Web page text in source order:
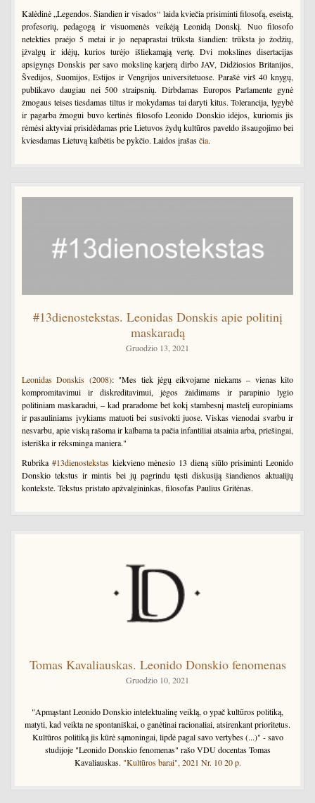
Kalėdinė „Legendos. Šiandien ir visados“ laida kviečia prisiminti filosofą, eseistą,
profesorių, pedagogą ir visuomenės veikėją Leonidą Donskį. Nuo filosofo
netekties praėjo 5 metai ir jo nepaprastai trūksta šiandien: trūksta jo žodžių,
įžvalgų ir idėjų, kurios turėjo išliekamąją vertę. Dvi mokslines disertacijas
apsigynęs Donskis per savo mokslinę karjerą dirbo JAV, Didžiosios Britanijos,
Švedijos, Suomijos, Estijos ir Vengrijos universitetuose. Parašė virš 40 knygų,
publikavo daugiau nei 500 straipsnių. Dirbdamas Europos Parlamente gynė
žmogaus teises tiesdamas tiltus ir mokydamas tai daryti kitus. Tolerancija, lygybė
ir pagarba žmogui buvo kertinės filosofo Leonido Donskio idėjos, kuriomis jis
rėmėsi aktyviai prisidėdamas prie Lietuvos žydų kultūros paveldo išsaugojimo bei
kviesdamas Lietuvą kalbėtis be pykčio. Laidos įrašasčia.
#13dienostekstas. Leonidas Donskis apie politinį
maskaradą
Gruodžio 13, 2021
Leonidas Donskis (2008): "Mes tiek jėgų eikvojame niekams – vienas kito
kompromitavimui ir diskreditavimui, jėgos žaidimams ir parapinio lygio
politiniam maskaradui, – kad praradome bet kokį stambesnį mastelį europiniams
ir pasauliniams įvykiams matuoti bei susivokti juose. Viskas vienodai svarbu ir
nesvarbu, apie viską rašoma ir kalbama ta pačia infantiliai atsainia arba, priešingai,
isteriška ir rėksminga maniera."
Rubrika #13dienostekstaskiekvieno mėnesio 13 dieną siūlo prisiminti Leonido
Donskio tekstus ir mintis bei jų pagrindu tęsti diskusiją šiandienos aktualijų
kontekste. Tekstus pristato apžvalgininkas, filosofas Paulius Gritėnas.
Tomas Kavaliauskas. Leonido Donskio fenomenas
Gruodžio 10, 2021
"Apmąstant Leonido Donskio intelektualinę veiklą, o ypač kultūros politiką,
matyti, kad veikta ne spontaniškai, o ganėtinai racionaliai, atsirenkant prioritetus.
Kultūros politiką jis kūrė sąmoningai, lipdė pagal savo vertybes (...)" - savo
studijoje "Leonido Donskio fenomenas" rašo VDU docentas Tomas
Kavaliauskas. "Kultūros barai", 2021 Nr. 10 20 p.